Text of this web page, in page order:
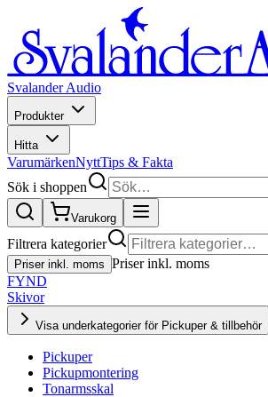
Svalander Audio
Produkter
Hitta
VarumärkenNyttTips & Fakta
Sök i shoppen
Varukorg
Filtrera kategorier
Priser inkl. moms Priser inkl. moms
FYND
Skivor
Visa underkategorier för Pickuper & tillbehör
Pickuper
Pickupmontering
Tonarmsskal